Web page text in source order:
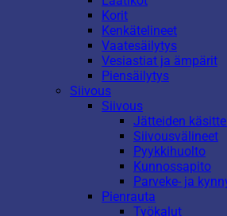
Korit
Kenkätelineet
Vaatesäilytys
Vesiastiat ja ämpärit
Piensäilytys
Siivous
Siivous
Jätteiden
Siivousvälineet
Pyykkihuolto
Kunnossapito
Parveke- ja
Pienrauta
Työkalut